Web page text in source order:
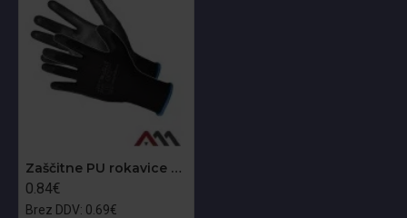
Zaščitne PU rokavice RNYPU- B
0.84€
Brez DDV: 0.69€